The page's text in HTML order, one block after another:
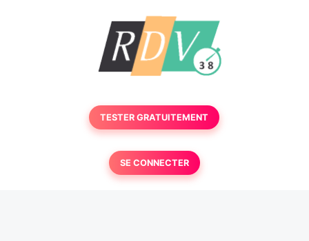
TESTER GRATUITEMENT
SE CONNECTER